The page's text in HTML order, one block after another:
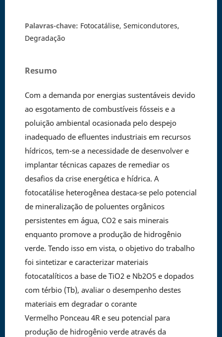
Palavras-chave: Fotocatálise, Semicondutores,
Degradação
Resumo
Com a demanda por energias sustentáveis devido
ao esgotamento de combustíveis fósseis e a
poluição ambiental ocasionada pelo despejo
inadequado de efluentes industriais em recursos
hídricos, tem-se a necessidade de desenvolver e
implantar técnicas capazes de remediar os
desafios da crise energética e hídrica. A
fotocatálise heterogênea destaca-se pelo potencial
de mineralização de poluentes orgânicos
persistentes em água, CO2 e sais minerais
enquanto promove a produção de hidrogênio
verde. Tendo isso em vista, o objetivo do trabalho
foi sintetizar e caracterizar materiais
fotocatalíticos a base de TiO2 e Nb2O5 e dopados
com térbio (Tb), avaliar o desempenho destes
materiais em degradar o corante
Vermelho Ponceau 4R e seu potencial para
produção de hidrogênio verde através da